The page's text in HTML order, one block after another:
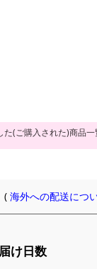
(ご購入された)商品一
(海外への配送につ
け日数